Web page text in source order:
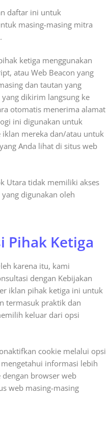
daftar ini untuk
masing-masing mitra
ketiga menggunakan
atau Web Beacon yang
dan tautan yang
dikirim langsung ke
otomatis menerima alamat
ini digunakan untuk
mereka dan/atau untuk
Anda lihat di situs web
Utara tidak memiliki akses
digunakan oleh
Pihak Ketiga
karena itu, kami
dengan Kebijakan
iklan pihak ketiga ini untuk
termasuk praktik dan
keluar dari opsi
cookie melalui opsi
informasi lebih
browser web
web masing-masing